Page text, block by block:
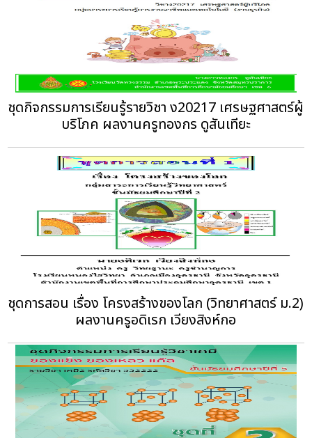
ชุดกิจกรรมการเรียนรู้รายวิชา ง20217 เศรษฐศาสตร์ผู้
บริโภค ผลงานครูทองกร ดูสันเทียะ
ชุดการสอน เรื่อง โครงสร้างของโลก (วิทยาศาสตร์ ม.2)
ผลงานครูอดิเรก เวียงสิงห์กอ